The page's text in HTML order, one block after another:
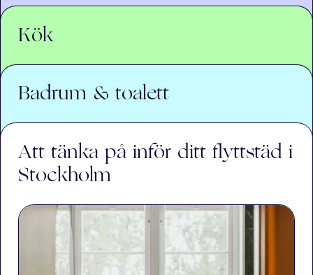
Putsar alla fönster
Dammsuger och våttorkar alla fria ytor, lister,
dörrar, dörrkarmar, fönsterbrädor
Kök
Badrum & toalett
Att tänka på inför ditt flyttstäd i
Stockholm